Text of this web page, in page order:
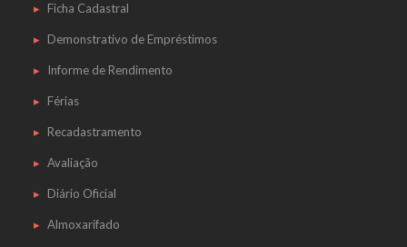
Ficha Cadastral
Demonstrativo de Empréstimos
Informe de Rendimento
Férias
Recadastramento
Avaliação
Diário Oficial
Almoxarifado